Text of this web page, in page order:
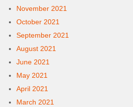
November 2021
October 2021
September 2021
August 2021
June 2021
May 2021
April 2021
March 2021